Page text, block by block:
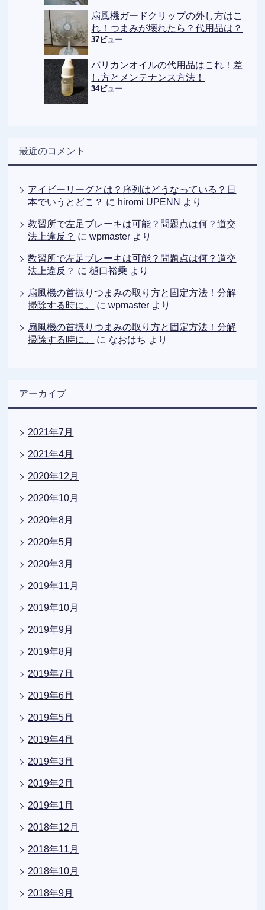
扇風機ガードクリップの外し方はこ
れ！つまみが壊れたら？代用品は？
37ビュー
バリカンオイルの代用品はこれ！差
し方とメンテナンス方法！
34ビュー
最近のコメント
アイビーリーグとは？序列はどうなっている？日
本でいうとどこ？ に hiromi UPENN より
教習所で左足ブレーキは可能？問題点は何？道交
法上違反？ にwpmaster より
教習所で左足ブレーキは可能？問題点は何？道交
法上違反？ に樋口裕乗 より
扇風機の首振りつまみの取り方と固定方法！分解
掃除する時に。
にwpmaster より
扇風機の首振りつまみの取り方と固定方法！分解
掃除する時に。
に なおはち より
アーカイブ
2021年7月
2021年4月
2020年12月
2020年10月
2020年8月
2020年5月
2020年3月
2019年11月
2019年10月
2019年9月
2019年8月
2019年7月
2019年6月
2019年5月
2019年4月
2019年3月
2019年2月
2019年1月
2018年12月
2018年11月
2018年10月
2018年9月